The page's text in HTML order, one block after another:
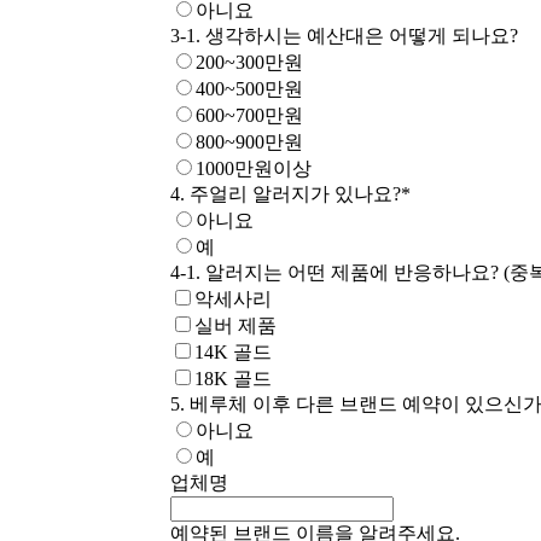
아니요
3-1. 생각하시는 예산대은 어떻게 되나요?
200~300만원
400~500만원
600~700만원
800~900만원
1000만원이상
4. 주얼리 알러지가 있나요?*
아니요
예
4-1. 알러지는 어떤 제품에 반응하나요? (중
악세사리
실버 제품
14K 골드
18K 골드
5. 베루체 이후 다른 브랜드 예약이 있으신
아니요
예
업체명
예약된 브랜드 이름을 알려주세요.